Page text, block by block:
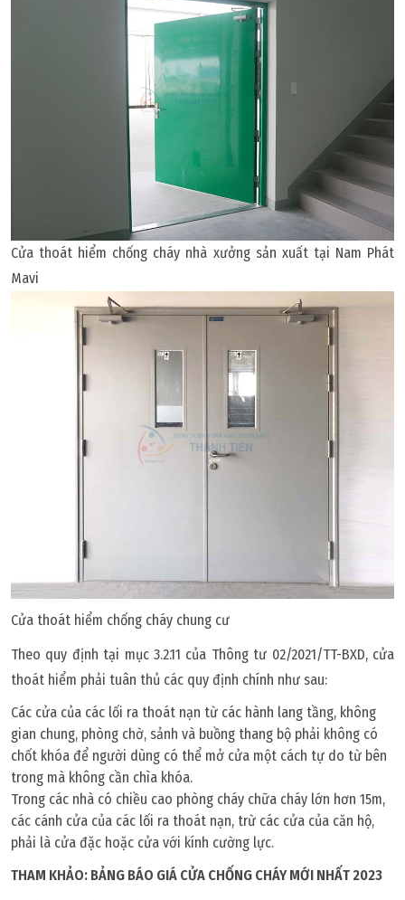
Cửa thoát hiểm chống cháy nhà xưởng sản xuất tại Nam Phát
Mavi
Cửa thoát hiểm chống cháy chung cư
Theo quy định tại mục 3.2.11 của Thông tư 02/2021/TT-BXD, cửa
thoát hiểm phải tuân thủ các quy định chính như sau:
Các cửa của các lối ra thoát nạn từ các hành lang tầng, không
gian chung, phòng chờ, sảnh và buồng thang bộ phải không có
chốt khóa để người dùng có thể mở cửa một cách tự do từ bên
trong mà không cần chìa khóa.
Trong các nhà có chiều cao phòng cháy chữa cháy lớn hơn 15m,
các cánh cửa của các lối ra thoát nạn, trừ các cửa của căn hộ,
phải là cửa đặc hoặc cửa với kính cường lực.
THAM KHẢO: BẢNG BÁO GIÁ CỬA CHỐNG CHÁY MỚI NHẤT 2023